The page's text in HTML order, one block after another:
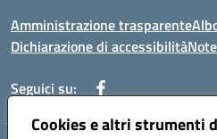
Cookies e altri strumenti
Amministrazione trasparente
Dichiarazione di accessibilità
Seguici su: